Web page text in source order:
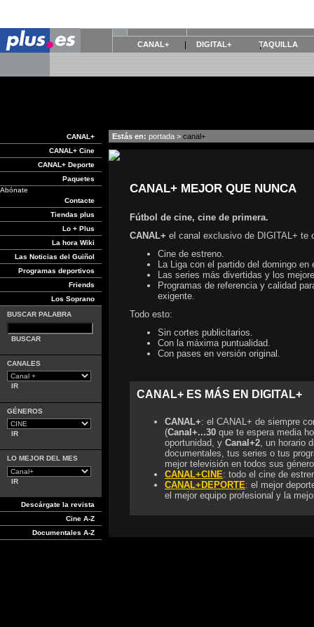
CANAL+ DIGITAL+ TAQUILLA
CANAL+
CANAL+ Cine
CANAL+ Deporte
Paquetes
Abónate
Contacte
Tiendas plus
Lo + Plus
La hora Wiki
Las Noticias del Guiñol
Programas deportivos
Friends
Los Soprano
BUSCAR PALABRA
CANALES
GÉNEROS
LO MEJOR DEL MES
Descárgate la revista
Cine A-Z
Documentales A-Z
Estás en: portada > canal+
CANAL+ MEJOR QUE NUNCA
Fútbol de cine, cine de primera.
CANAL+ el canal exclusivo de DIGITAL+ te
Cine de estreno.
La Liga con el partido del domingo en
Las series más divertidas y los
Programas de referencia y calidad
exigente.
Todo esto:
Sin cortes publicitarios.
Con la máxima puntualidad.
Con pases en versión original.
CANAL+ ES MÁS EN DIGITAL+
CANAL+: el CANAL+ de siempre
(Canal+...30 que te espera media
oportunidad, y Canal+2, un horario
documentales, tus series o tus
mejor televisión en todos sus
CANAL+CINE: todo el cine de
CANAL+DEPORTE: el mejor
el mejor equipo profesional y la